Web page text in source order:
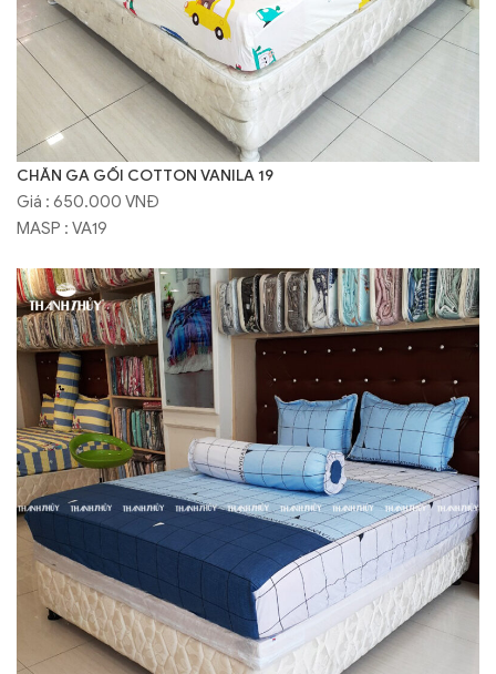
CHĂN GA GỐI COTTON VANILA 19
Giá : 650.000 VNĐ
MASP : VA19